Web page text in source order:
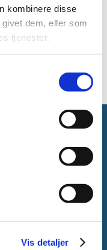
kombinere disse
dem, eller som
tjenester.
Vis detaljer
en kortere